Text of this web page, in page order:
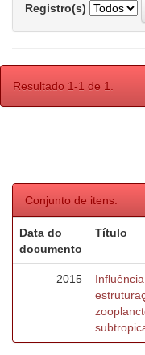
Registro(s)
Resultado 1-1 de 1.
Conjunto de itens:
Data do
documento
Título
2015